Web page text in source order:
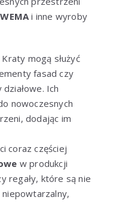
i inne wyroby
Kraty mogą służyć
fasad czy
Ich
nowoczesnych
dodając im
coraz częściej
w produkcji
regały, które są nie